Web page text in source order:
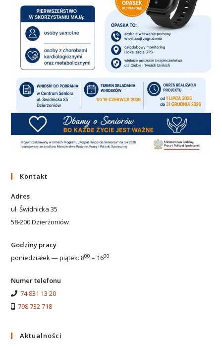
Kontakt
Adres
ul. Świdnicka 35
58-200 Dzierżoniów
Godziny pracy
poniedziałek — piątek: 800 – 1600
Numer telefonu
74 831 13 20
798 732 718
Aktualności